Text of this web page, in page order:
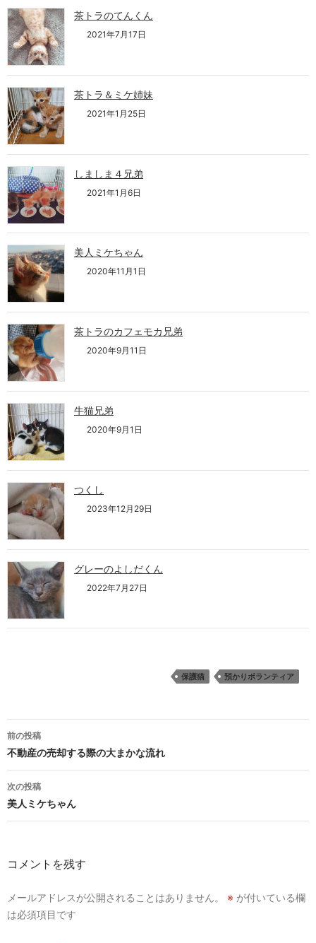
茶トラのてんくん
2021年7月17日
茶トラ＆ミケ姉妹
2021年1月25日
しましま４兄弟
2021年1月6日
美人ミケちゃん
2020年11月1日
茶トラのカフェモカ兄弟
2020年9月11日
牛猫兄弟
2020年9月1日
つくし
2023年12月29日
グレーのよしだくん
2022年7月27日
保護猫 預かりボランティア
投
稿
ナ
ビ
ョ
前の投稿
不動産の売却する際の大まかな流れ
次の投稿
美人ミケちゃん
コメントを残す
メールアドレスが公開されることはありません。 ※ が付いている欄
は必須項目です